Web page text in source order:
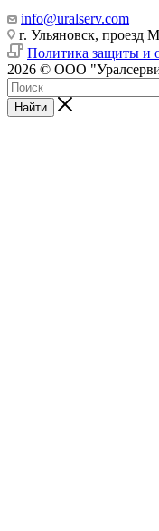
info@uralserv.com
г. Ульяновск, проезд
Политика защиты и
2026 © ООО
Найти